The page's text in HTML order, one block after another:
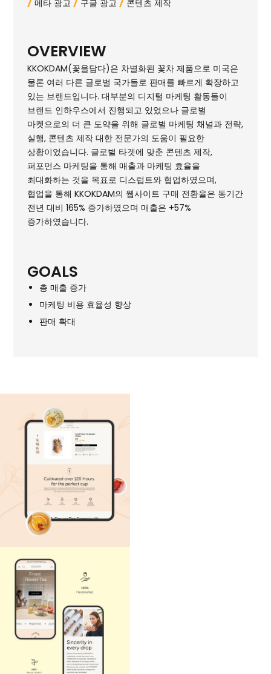
/메타 광고 / 구글 광고 / 콘텐츠 제작
OVERVIEW
KKOKDAM(꽃을담다)은 차별화된 꽃차 제품으로 미국은
물론 여러 다른 글로벌 국가들로 판매를 빠르게 확장하고
있는 브랜드입니다. 대부분의 디지털 마케팅 활동들이
브랜드 인하우스에서 진행되고 있었으나 글로벌
마켓으로의 더 큰 도약을 위해 글로벌 마케팅 채널과 전략,
실행, 콘텐츠 제작 대한 전문가의 도움이 필요한
상황이었습니다. 글로벌 타겟에 맞춘 콘텐츠 제작,
퍼포먼스 마케팅을 통해 매출과 마케팅 효율을
최대화하는 것을 목표로 디스럽트와 협업하였으며,
협업을 통해 KKOKDAM의 웹사이트 구매 전환율은 동기간
전년 대비 165% 증가하였으며 매출은 +57%
증가하였습니다.
GOALS
총 매출 증가
마케팅 비용 효율성 향상
판매 확대